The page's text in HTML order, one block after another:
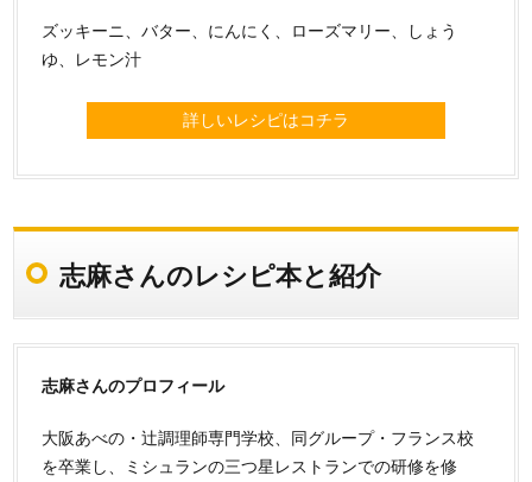
ズッキーニ、バター、にんにく、ローズマリー、しょう
ゆ、レモン汁
詳しいレシピはコチラ
志麻さんのレシピ本と紹介
志麻さんのプロフィール
大阪あべの・辻調理師専門学校、同グループ・フランス校
を卒業し、ミシュランの三つ星レストランでの研修を修